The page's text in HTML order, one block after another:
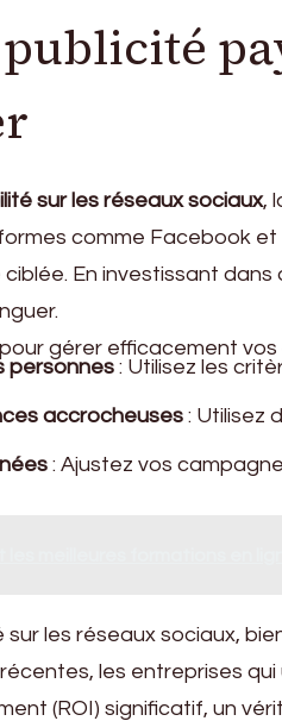
sur les réseaux sociaux,
comme Facebook
En investissant
gérer efficacement vos
personnes : Utilisez les
accrocheuses : Utilisez
: Ajustez vos
sur les réseaux sociaux,
les entreprises
(ROI) significatif, un